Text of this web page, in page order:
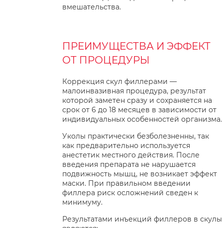
вмешательства.
ПРЕИМУЩЕСТВА И ЭФФЕКТ
ОТ ПРОЦЕДУРЫ
Коррекция скул филлерами —
малоинвазивная процедура, результат
которой заметен сразу и сохраняется на
срок от 6 до 18 месяцев в зависимости от
индивидуальных особенностей организма.
Уколы практически безболезненны, так
как предварительно используется
анестетик местного действия. После
введения препарата не нарушается
подвижность мышц, не возникает эффект
маски. При правильном введении
филлера риск осложнений сведен к
минимуму.
Результатами инъекций филлеров в скулы